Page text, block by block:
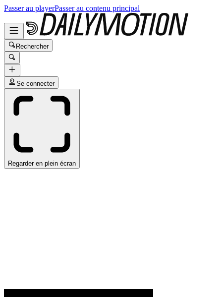
Passer au playerPasser au contenu principal
Rechercher
Se connecter
Regarder en plein écran